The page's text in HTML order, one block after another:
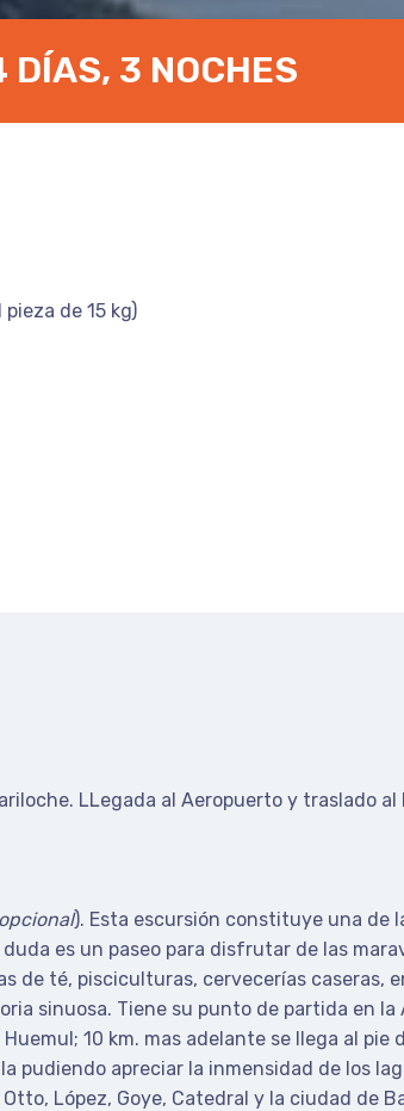
DÍAS, 3 NOCHES
de 15 kg)
LLegada al Aeropuerto y traslado al
opcional). Esta escursión constituye una de
es un paseo para disfrutar de las
de té, pisciculturas, cervecerías caseras,
sinuosa. Tiene su punto de partida en
10 km. mas adelante se llega al
pudiendo apreciar la inmensidad de los
López, Goye, Catedral y la ciudad de